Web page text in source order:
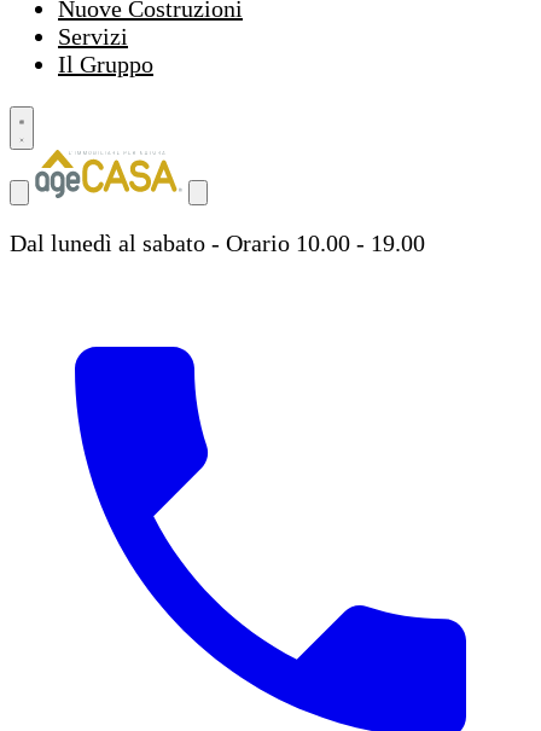
Nuove Costruzioni
Servizi
Il Gruppo
Dal lunedì al sabato - Orario 10.00 - 19.00